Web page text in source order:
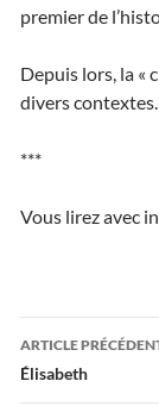
premier de
Depuis lors, la «
divers contextes.
***
Vous lirez avec
des
ARTICLE
Élisabeth